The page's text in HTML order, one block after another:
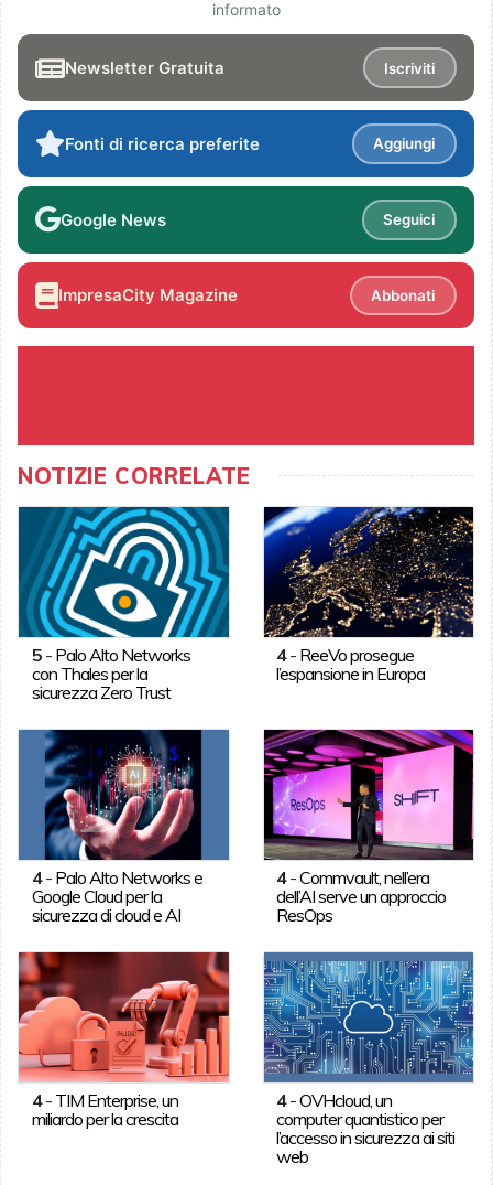
informato
Newsletter Gratuita Iscriviti
Fonti di ricerca preferite Aggiungi
Google News Seguici
ImpresaCity Magazine Abbonati
NOTIZIE CORRELATE
5- Palo Alto Networks
con Thales per la
sicurezza Zero Trust
4- ReeVo prosegue
l’espansione in Europa
4- Palo Alto Networks e
Google Cloud per la
sicurezza di cloud e AI
4-Commvault, nell’era
dell’AI serve un approccio
ResOps
4- TIM Enterprise, un
miliardo per la crescita
4-OVHcloud, un
computer quantistico per
l’accesso in sicurezza ai siti
web